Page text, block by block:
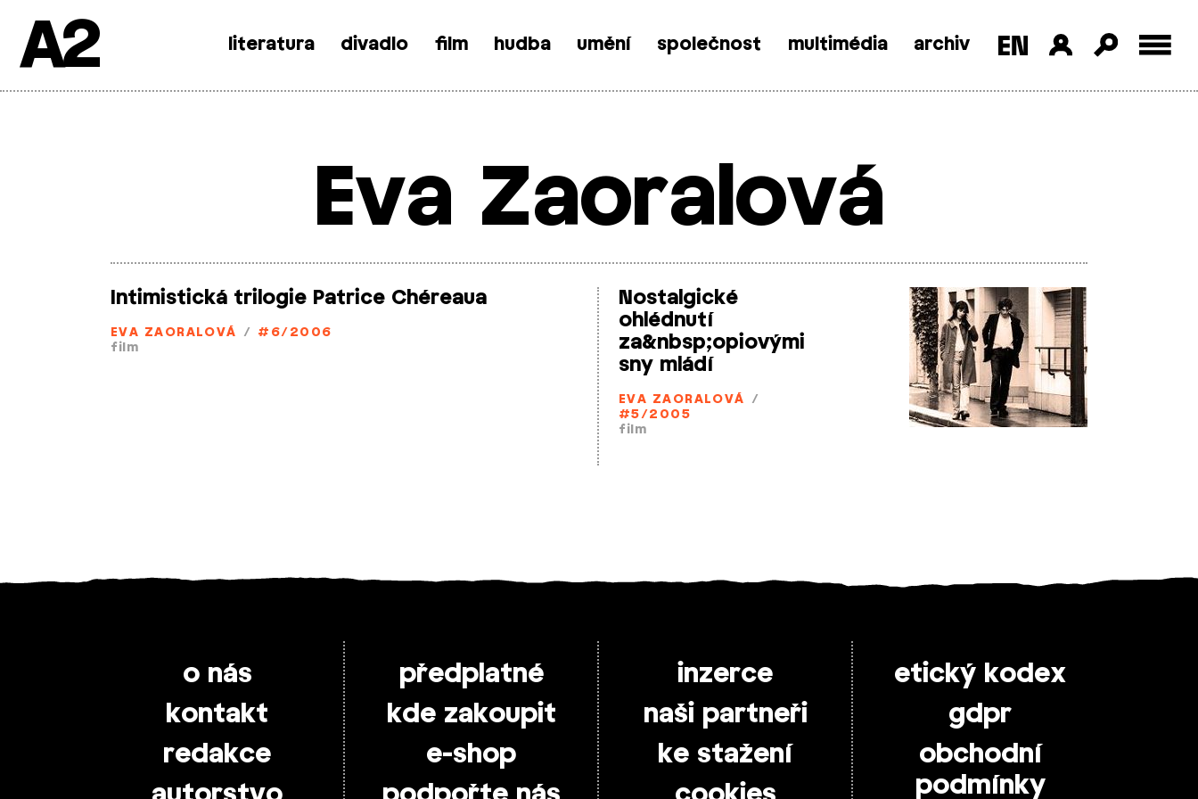
SkipA2 literatura divadlo film hudba umění společnost multimédia archiv
Eva Zaoralová
Intimistická trilogie Patrice Chéreaua
EVA ZAORALOVÁ / #6/2006
film
Nostalgické
ohlédnutí
za&nbsp;opiovými
sny mládí
EVA ZAORALOVÁ /
#5/2005
film
o nás
kontakt
redakce
předplatné
kde zakoupit
e-shop
inzerce
naši partneři
ke stažení
etický kodex
gdpr
obchodní
podmínky